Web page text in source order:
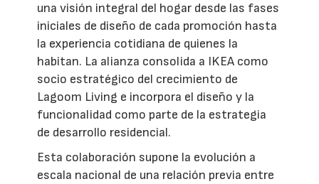
una visión integral del hogar desde las fases
iniciales de diseño de cada promoción hasta
la experiencia cotidiana de quienes la
habitan. La alianza consolida a IKEA como
socio estratégico del crecimiento de
Lagoom Living e incorpora el diseño y la
funcionalidad como parte de la estrategia
de desarrollo residencial.
Esta colaboración supone la evolución a
escala nacional de una relación previa entre